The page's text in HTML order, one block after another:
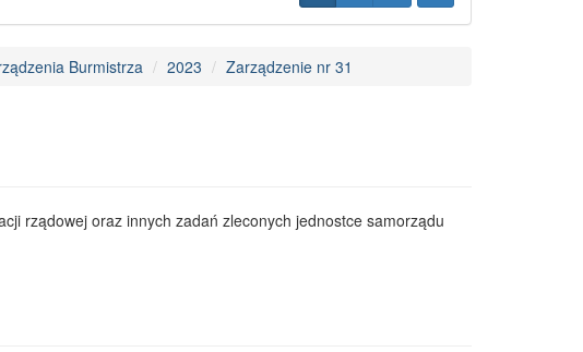
Burmistrza 2023 Zarządzenie nr 31
rządowej oraz innych zadań zleconych jednostce samorządu